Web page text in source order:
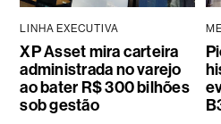
LINHA EXECUTIVA
XP Asset mira carteira
administrada no varejo
ao bater R$ 300 bilhões
sob gestão